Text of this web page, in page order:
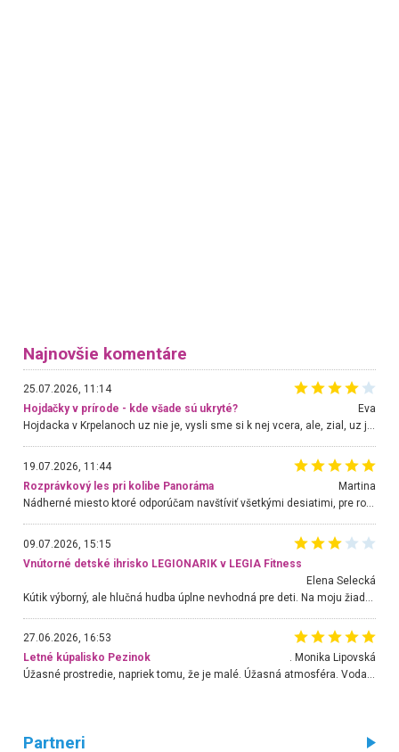
Najnovšie komentáre
25.07.2026, 11:14
Hojdačky v prírode - kde všade sú ukryté?
Eva
Hojdacka v Krpelanoch uz nie je, vysli sme si k nej vcera, ale, zial, uz je znicena. Ak sem planujete cestu len kvoli hojdacke, mozete si ju usetrit. Krasny vyhlad je tu vsak aj bez hojdacky :-)
19.07.2026, 11:44
Rozprávkový les pri kolibe Panoráma
Martina
Nádherné miesto ktoré odporúčam navštíviť všetkými desiatimi, pre rodiny s deťmi, dôchodcom... Proste a jednoducho ozaj rozprávkový les.. určite ešte prídeme. Odniesli sme si na pamiatku krásne tričká,
09.07.2026, 15:15
Vnútorné detské ihrisko LEGIONARIK v LEGIA Fitness
Elena Selecká
27.06.2026, 16:53
Letné kúpalisko Pezinok
. Monika Lipovská
Úžasné prostredie, napriek tomu, že je malé. Úžasná atmosféra. Voda fantastická a nádherná. Ľudí je pomerne veľa, ale su mili a ohľaduplní. Je veľmi zaujímavé sledovať, ako dokážu spolu športovať cudzí ľudia a bez ohľadu na vek. Vládne tu pohoda. Vnuka neviem dostať z vody. Ďakujem za krásny deň . Urcite sa sem vrátim. Jediný problém je s parkovaním, ale aj ten sa mi podarilo vyriešiť. Monika Bratislava
Partneri